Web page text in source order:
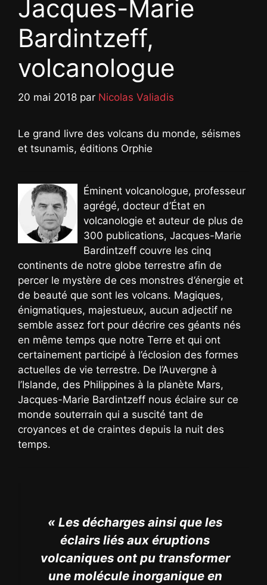
Jacques-Marie
Bardintzeff,
volcanologue
20 mai 2018 par Nicolas Valiadis
Le grand livre des volcans du monde, séismes
et tsunamis, éditions Orphie
Éminent volcanologue, professeur
agrégé, docteur d’État en
volcanologie et auteur de plus de
300 publications, Jacques-Marie
Bardintzeff couvre les cinq
continents de notre globe terrestre afin de
percer le mystère de ces monstres d’énergie et
de beauté que sont les volcans. Magiques,
énigmatiques, majestueux, aucun adjectif ne
semble assez fort pour décrire ces géants nés
en même temps que notre Terre et qui ont
certainement participé à l’éclosion des formes
actuelles de vie terrestre. De l’Auvergne à
l’Islande, des Philippines à la planète Mars,
Jacques-Marie Bardintzeff nous éclaire sur ce
monde souterrain qui a suscité tant de
croyances et de craintes depuis la nuit des
temps.
« Les décharges ainsi que les
éclairs liés aux éruptions
volcaniques ont pu transformer
une molécule inorganique en